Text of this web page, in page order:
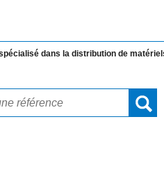
dans la distribution dematériels